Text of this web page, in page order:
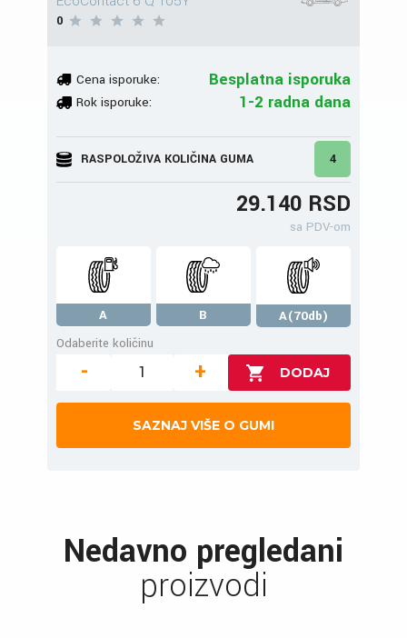
0
Cena isporuke: Besplatna isporuka
Rok isporuke: 1-2 radna dana
RASPOLOŽIVA KOLIČINA GUMA 4
29.140 RSD
sa PDV-om
A B
A(70db)
Odaberite količinu
- +
SAZNAJ VIŠE O GUMI
Nedavno pregledani
proizvodi